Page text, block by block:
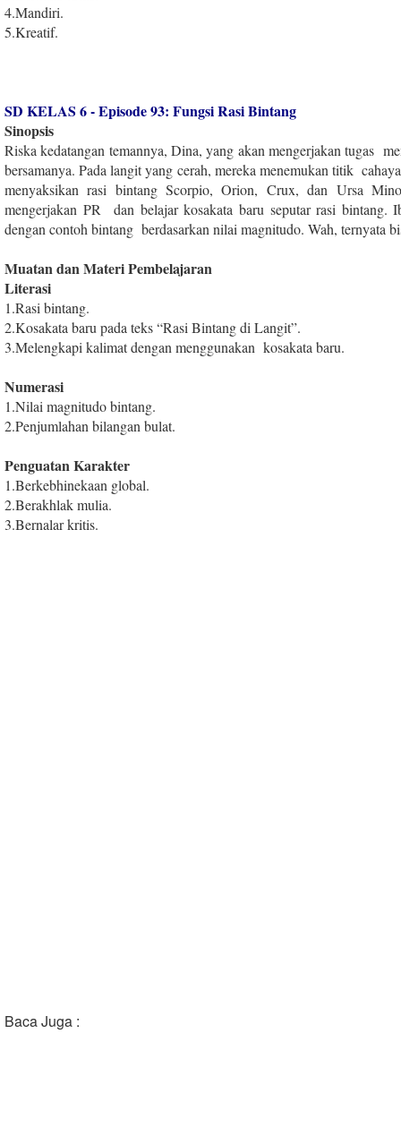
4.Mandiri.
5.Kreatif.
SD KELAS 6 - Episode 93: Fungsi Rasi Bintang
Sinopsis
Riska kedatangan temannya, Dina, yang akan mengerjakan tugas
bersamanya. Pada langit yang cerah, mereka menemukan titik
menyaksikan rasi bintang Scorpio, Orion, Crux, dan Ursa
mengerjakan PR dan belajar kosakata baru seputar rasi
dengan contoh bintang berdasarkan nilai magnitudo. Wah, ternyata
Muatan dan Materi Pembelajaran
Literasi
1.Rasi bintang.
2.Kosakata baru pada teks “Rasi Bintang di Langit”.
3.Melengkapi kalimat dengan menggunakan kosakata baru.
Numerasi
1.Nilai magnitudo bintang.
2.Penjumlahan bilangan bulat.
Penguatan Karakter
1.Berkebhinekaan global.
2.Berakhlak mulia.
3.Bernalar kritis.
Baca Juga :